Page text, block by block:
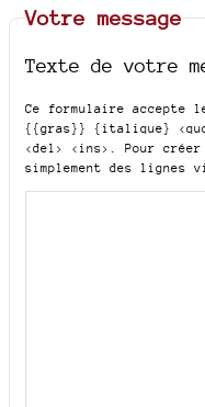
Votre message
Texte de votre
Ce formulaire accepte
{{gras}} {italique}
<del> <ins>
. Pour
simplement des lignes